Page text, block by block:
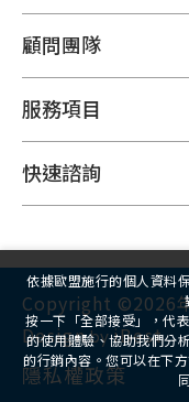
顧問團隊
服務項目
快速諮詢
Copyright ©2026
Design by iBest
隱私權政策
依據歐盟施行的個人資料
按一下「全部接受」，代
的使用體驗、協助我們分
的行銷內容。您可以在下